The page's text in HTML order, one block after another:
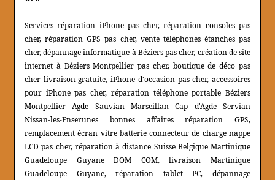
Services réparation iPhone pas cher, réparation consoles pas
cher, réparation GPS pas cher, vente téléphones étanches pas
cher, dépannage informatique à Béziers pas cher, création de site
internet à Béziers Montpellier pas cher, boutique de déco pas
cher livraison gratuite, iPhone d'occasion pas cher, accessoires
pour iPhone pas cher, réparation téléphone portable Béziers
Montpellier Agde Sauvian Marseillan Cap d'Agde Servian
Nissan-les-Enserunes bonnes affaires réparation GPS,
remplacement écran vitre batterie connecteur de charge nappe
LCD pas cher, réparation à distance Suisse Belgique Martinique
Guadeloupe Guyane DOM COM, livraison Martinique
Guadeloupe Guyane, réparation tablet PC, dépannage